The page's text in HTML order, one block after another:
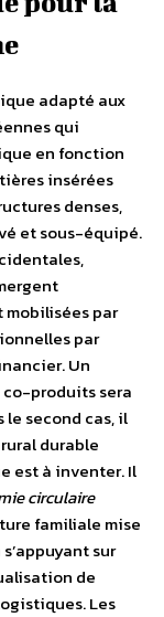
adapté aux
qui
en fonction
insérées
denses,
et sous-équipé.
par
par
Un
produits sera
le second cas, il
durable
est à inventer. Il
circulaire
familiale mise
sur
de
Les